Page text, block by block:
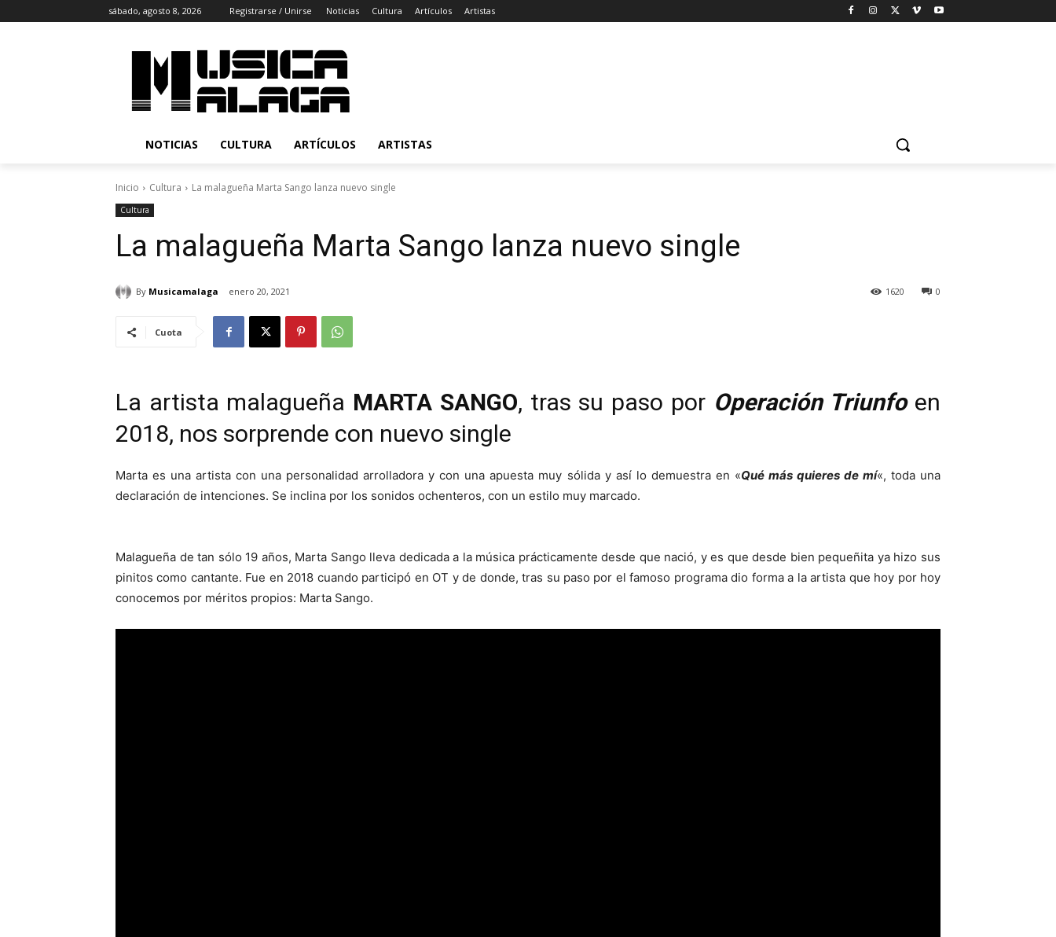
sábado, agosto 8, 2026 Registrarse / Unirse Noticias Cultura Artículos Artistas
NOTICIAS CULTURA ARTÍCULOS ARTISTAS
Inicio Cultura La malagueña Marta Sango lanza nuevo single
Cultura
La malagueña Marta Sango lanza nuevo single
By Musicamalaga enero 20, 2021 0
1620
Cuota
La artista malagueña MARTA SANGO, tras su paso por Operación Triunfo en
2018, nos sorprende con nuevo single
Marta es una artista con una personalidad arrolladora y con una apuesta muy sólida y así lo demuestra en «Qué más quieres de mí«, toda una
declaración de intenciones. Se inclina por los sonidos ochenteros, con un estilo muy marcado.
Malagueña de tan sólo 19 años, Marta Sango lleva dedicada a la música prácticamente desde que nació, y es que desde bien pequeñita ya hizo sus
pinitos como cantante. Fue en 2018 cuando participó en OT y de donde, tras su paso por el famoso programa dio forma a la artista que hoy por hoy
conocemos por méritos propios: Marta Sango.